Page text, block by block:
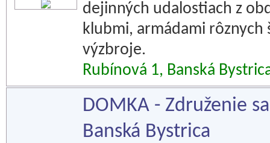
dejinných udalostiach z
klubmi, armádami
výzbroje.
Rubínová 1, Banská
DOMKA - Združenie
Banská Bystrica